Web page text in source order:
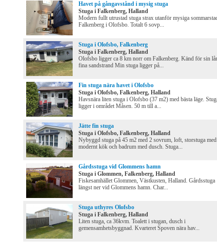
Havet på gångavstånd i mysig stuga
Stuga i Falkenberg, Halland
Modern fullt utrustad stuga strax utanför mysiga
Falkenberg i Olofsbo. Totalt 6 sovp...
Stuga i Olofsbo, Falkenberg
Stuga i Falkenberg, Halland
Olofsbo ligger ca 8 km norr om Falkenberg. Känd för sin
fina sandstrand Min stuga ligger på...
Fin stuga nära havet i Olofsbo
Stuga i Olofsbo, Falkenberg, Halland
Havsnära liten stuga i Olofsbo (37 m2) med bästa läge.
ligger i området Måsen. 50 m till a...
Jätte fin stuga
Stuga i Olofsbo, Falkenberg, Halland
Nybyggd stuga på 45 m2 med 2 sovrum, loft, storstuga med
modernt kök och badrum med dusch. Stuga...
Gårdsstuga vid Glommens hamn
Stuga i Glommen, Falkenberg, Halland
Fiskesamhället Glommen, Västkusten, Halland. Gårdsstuga
längst ner vid Glommens hamn. Char...
Stuga uthyres Olofsbo
Stuga i Falkenberg, Halland
Liten stuga, ca 36kvm. Toalett i stugan, dusch i
gemensamhetsbyggnad. Kvarteret Spoven nära hav...